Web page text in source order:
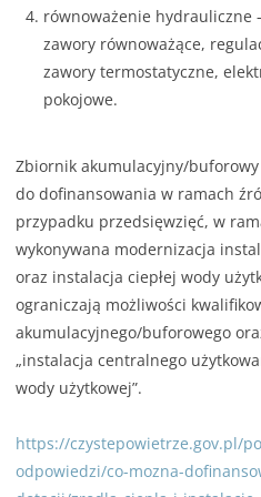
równoważenie hydrauliczne
zawory równoważące,
zawory termostatyczne,
pokojowe.
Zbiornik akumulacyjny/
do dofinansowania w ramach
przypadku przedsięwzięć, w
wykonywana modernizacja
oraz instalacja ciepłej wody
ograniczają możliwości
akumulacyjnego/buforowego
„instalacja centralnego
wody użytkowej”.
https://czystepowietrze.gov.pl/
odpowiedzi/co-mozna-